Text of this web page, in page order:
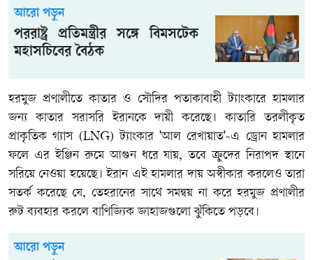
আরো পড়ুন
পররাষ্ট্র প্রতিমন্ত্রীর সঙ্গে বিমসটেক
মহাসচিবের বৈঠক
হরমুজ প্রণালীতে কাতার ও সৌদির পতাকাবাহী ট্যাংকারে হামলার
জন্য কাতার সরাসরি ইরানকে দায়ী করেছে। কাতারি তরলীকৃত
প্রাকৃতিক গ্যাস (LNG) ট্যাংকার 'আল রেখায়াত'-এ ড্রোন হামলার
ফলে এর ইঞ্জিন রুমে আগুন ধরে যায়, তবে ক্রুদের নিরাপদ স্থানে
সরিয়ে নেওয়া হয়েছে। ইরান এই হামলার দায় অস্বীকার করলেও তারা
সতর্ক করেছে যে, তেহরানের সাথে সমন্বয় না করে হরমুজ প্রণালীর
রুট ব্যবহার করলে বাণিজ্যিক জাহাজগুলো ঝুঁকিতে পড়বে।
আরো পড়ুন